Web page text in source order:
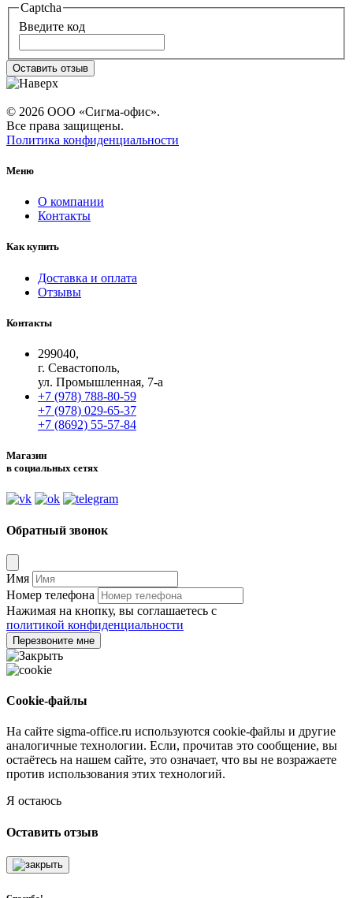
Captcha
Введите код
Оставить отзыв
© 2026 ООО «Сигма-офис».
Все права защищены.
Политика конфиденциальности
Меню
О компании
Контакты
Как купить
Доставка и оплата
Отзывы
Контакты
299040,
г. Севастополь,
ул. Промышленная, 7-а
+7 (978) 788-80-59
+7 (978) 029-65-37
+7 (8692) 55-57-84
Магазин
в социальных сетях
Обратный звонок
Имя
Номер телефона
Нажимая на кнопку, вы соглашаетесь с
политикой конфиденциальности
Перезвоните мне
Cookie-файлы
На сайте sigma-office.ru используются cookie-файлы и другие
аналогичные технологии. Если, прочитав это сообщение, вы
остаётесь на нашем сайте, это означает, что вы не возражаете
против использования этих технологий.
Я остаюсь
Оставить отзыв